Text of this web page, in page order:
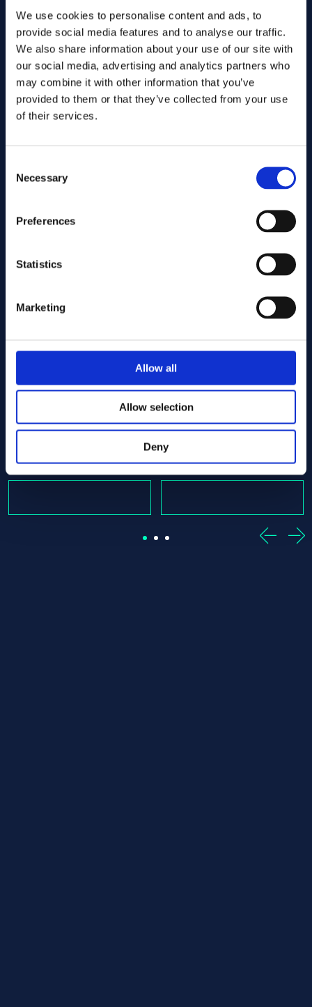
We use cookies to personalise content and ads, to
provide social media features and to analyse our traffic.
We also share information about your use of our site with
our social media, advertising and analytics partners who
may combine it with other information that you’ve
provided to them or that they’ve collected from your use
of their services.
Selection
Necessary
Preferences
Statistics
Marketing
Allow all
Allow selection
Deny
Lähetä
Cutting services
Round bar
25.00 x 260.00
SEW 385
Round bar
25.00 x 275.00